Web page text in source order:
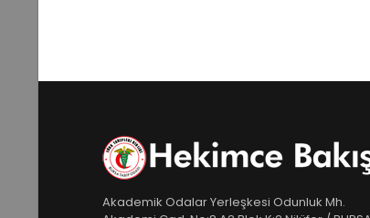
Akademik Odalar Yerleşkesi Odunluk Mh.